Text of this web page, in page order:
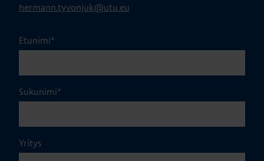
hermann.tyvonjuk@utu.eu
Etunimi*
Sukunimi*
Yritys